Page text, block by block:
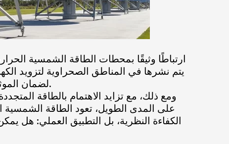
يتم نشرها في المناطق الصحراوية لتزويد
لضمان الموثوقية وإمداد الطاقة ليلاً.
ومع ذلك، مع تزايد الاهتمام بالطاقة
على المدى الطويل، تعود الطاقة الشمسية
الكفاءة النظرية، بل التطبيق العملي: هل